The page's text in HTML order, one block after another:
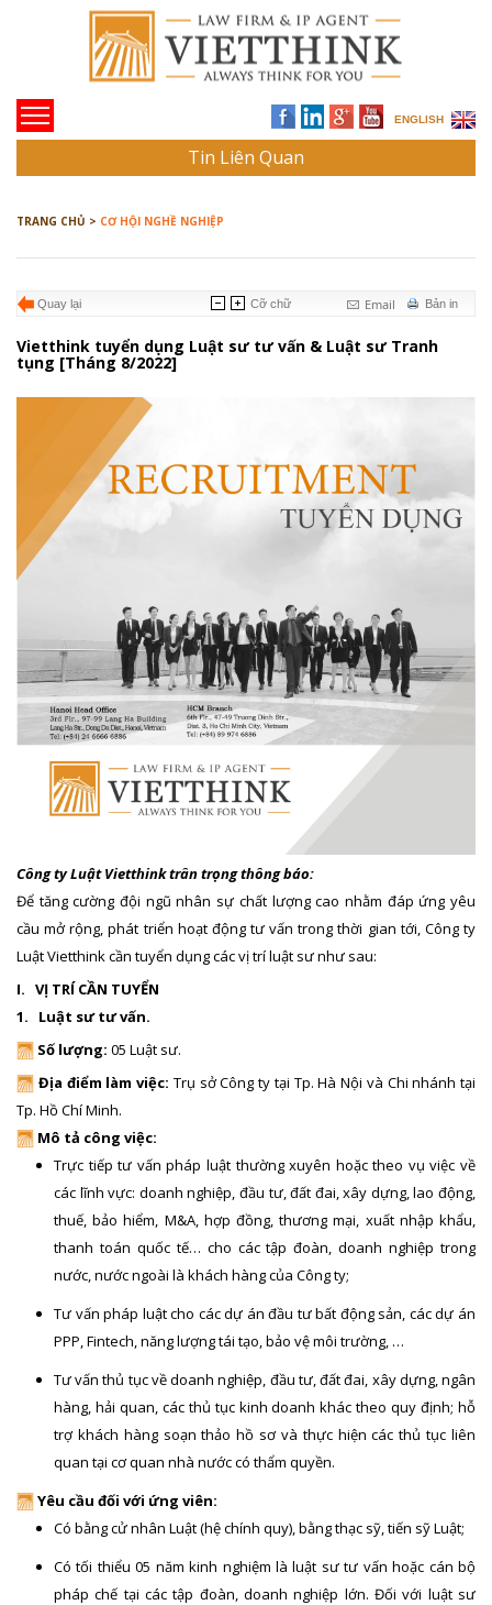
ENGLISH
Tin Liên Quan
TRANG CHỦ > CƠ HỘI NGHỀ NGHIỆP
Quay lại Bản in
Email
Cỡ chữ
Vietthink tuyển dụng Luật sư tư vấn & Luật sư Tranh
tụng [Tháng 8/2022]
Công ty Luật Vietthink trân trọng thông báo:
Để tăng cường đội ngũ nhân sự chất lượng cao nhằm đáp ứng yêu
cầu mở rộng, phát triển hoạt động tư vấn trong thời gian tới, Công ty
Luật Vietthink cần tuyển dụng các vị trí luật sư như sau:
I. VỊ TRÍ CẦN TUYỂN
1. Luật sư tư vấn.
Số lượng: 05 Luật sư.
Địa điểm làm việc: Trụ sở Công ty tại Tp. Hà Nội và Chi nhánh tại
Tp. Hồ Chí Minh.
Mô tả công việc:
Trực tiếp tư vấn pháp luật thường xuyên hoặc theo vụ việc về
các lĩnh vực: doanh nghiệp, đầu tư, đất đai, xây dựng, lao động,
thuế, bảo hiểm, M&A, hợp đồng, thương mại, xuất nhập khẩu,
thanh toán quốc tế… cho các tập đoàn, doanh nghiệp trong
nước, nước ngoài là khách hàng của Công ty;
Tư vấn pháp luật cho các dự án đầu tư bất động sản, các dự án
PPP, Fintech, năng lượng tái tạo, bảo vệ môi trường, …
Tư vấn thủ tục về doanh nghiệp, đầu tư, đất đai, xây dựng, ngân
hàng, hải quan, các thủ tục kinh doanh khác theo quy định; hỗ
trợ khách hàng soạn thảo hồ sơ và thực hiện các thủ tục liên
quan tại cơ quan nhà nước có thẩm quyền.
Yêu cầu đối với ứng viên:
Có bằng cử nhân Luật (hệ chính quy), bằng thạc sỹ, tiến sỹ Luật;
Có tối thiểu 05 năm kinh nghiệm là luật sư tư vấn hoặc cán bộ
pháp chế tại các tập đoàn, doanh nghiệp lớn. Đối với luật sư